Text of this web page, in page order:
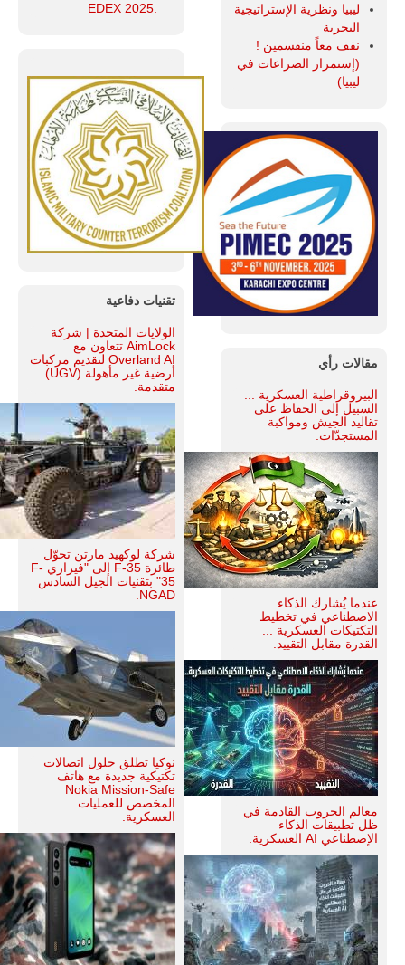
ليبيا ونظرية الإستراتيجية
البحرية
نقف معاً منقسمين !
(إستمرار الصراعات في
ليبيا)
مقالات رأي
البيروقراطية العسكرية ...
السبيل إلى الحفاظ على
تقاليد الجيش ومواكبة
المستجدّات.
عندما يُشارك الذكاء
الاصطناعي في تخطيط
التكتيكات العسكرية ...
القدرة مقابل التقييد.
معالم الحروب القادمة في
ظل تطبيقات الذكاء
الإصطناعي AI العسكرية.
تقنيات دفاعية
الولايات المتحدة | شركة
AimLock تتعاون مع
Overland AI لتقديم مركبات
أرضية غير مأهولة (UGV)
متقدمة.
شركة لوكهيد مارتن تحوّل
طائرة F-35 إلى "فيراري F-
35" بتقنيات الجيل السادس
NGAD.
نوكيا تطلق حلول اتصالات
تكتيكية جديدة مع هاتف
Nokia Mission-Safe
المخصص للعمليات
العسكرية.